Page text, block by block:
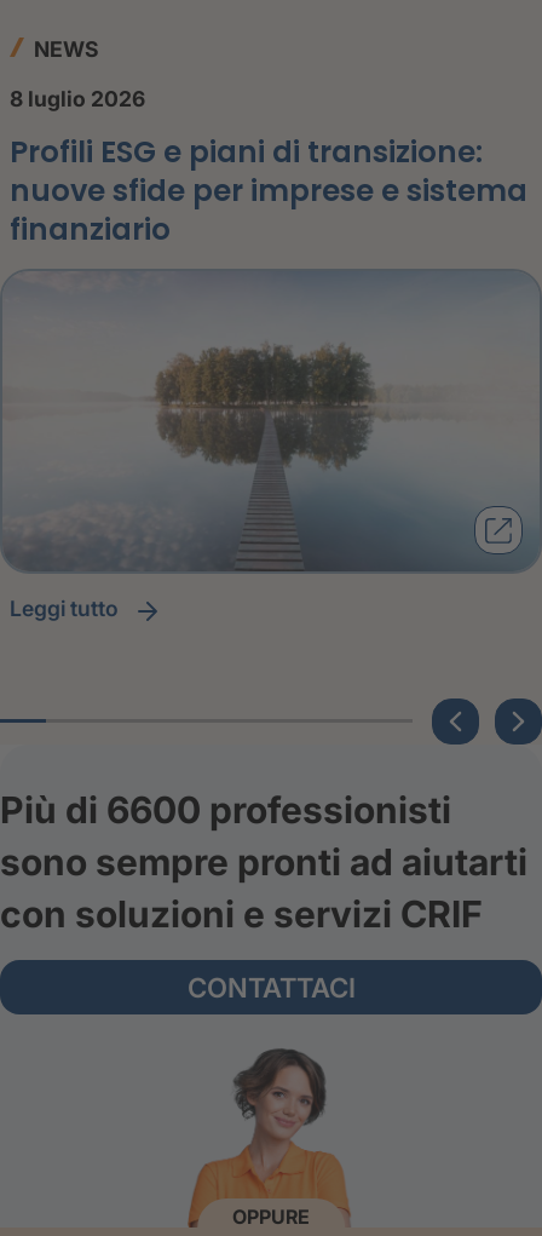
NEWS
8 luglio 2026
Profili ESG e piani di transizione:
nuove sfide per imprese e sistema
finanziario
leggi tutto
Più di 6600 professionisti
sono sempre pronti ad aiutarti
con soluzioni e servizi CRIF
CONTATTACI
OPPURE